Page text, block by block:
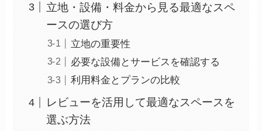
立地・設備・料金から見る最適なスペ
ースの選び方
立地の重要性
必要な設備とサービスを確認する
利用料金とプランの比較
レビューを活用して最適なスペースを
選ぶ方法